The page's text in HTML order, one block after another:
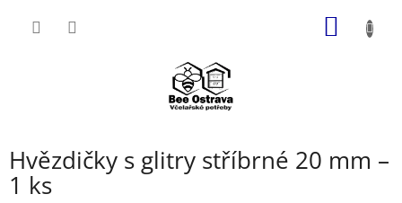
Hvězdičky s glitry stříbrné 20 mm –
1 ks